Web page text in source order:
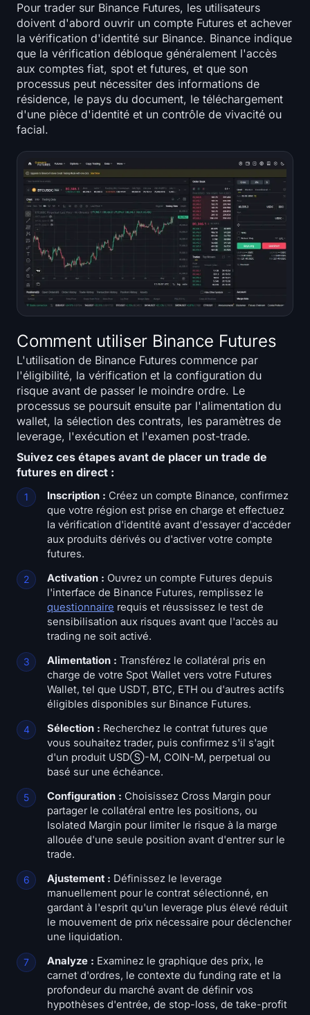
Pour trader sur Binance Futures, les utilisateurs
doivent d'abord ouvrir un compte Futures et achever
la vérification d'identité sur Binance. Binance indique
que la vérification débloque généralement l'accès
aux comptes fiat, spot et futures, et que son
processus peut nécessiter des informations de
résidence, le pays du document, le téléchargement
d'une pièce d'identité et un contrôle de vivacité ou
facial.
Comment utiliser Binance Futures
L'utilisation de Binance Futures commence par
l'éligibilité, la vérification et la configuration du
risque avant de passer le moindre ordre. Le
processus se poursuit ensuite par l'alimentation du
wallet, la sélection des contrats, les paramètres de
leverage, l'exécution et l'examen post-trade.
Suivez ces étapes avant de placer un trade de
futures en direct :
Inscription : Créez un compte Binance, confirmez
que votre région est prise en charge et effectuez
la vérification d'identité avant d'essayer d'accéder
aux produits dérivés ou d'activer votre compte
futures.
Activation : Ouvrez un compte Futures depuis
l'interface de Binance Futures, remplissez le
questionnaire requis et réussissez le test de
sensibilisation aux risques avant que l'accès au
trading ne soit activé.
Alimentation : Transférez le collatéral pris en
charge de votre Spot Wallet vers votre Futures
Wallet, tel que USDT, BTC, ETH ou d'autres actifs
éligibles disponibles sur Binance Futures.
Sélection : Recherchez le contrat futures que
vous souhaitez trader, puis confirmez s'il s'agit
d'un produit USDⓈ-M, COIN-M, perpetual ou
basé sur une échéance.
Configuration : Choisissez Cross Margin pour
partager le collatéral entre les positions, ou
Isolated Margin pour limiter le risque à la marge
allouée d'une seule position avant d'entrer sur le
trade.
Ajustement : Définissez le leverage
manuellement pour le contrat sélectionné, en
gardant à l'esprit qu'un leverage plus élevé réduit
le mouvement de prix nécessaire pour déclencher
une liquidation.
Analyze : Examinez le graphique des prix, le
carnet d'ordres, le contexte du funding rate et la
profondeur du marché avant de définir vos
hypothèses d'entrée, de stop-loss, de take-profit